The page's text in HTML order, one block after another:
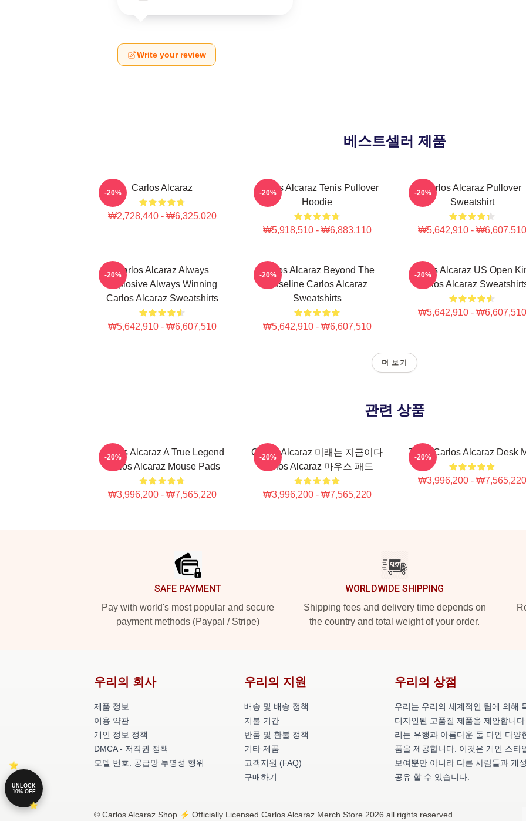
Write your review
베스트셀러 제품
Carlos Alcaraz
₩2,728,440 - ₩6,325,020
-20%
Carlos Alcaraz Tenis Pullover
Hoodie
₩5,918,510 - ₩6,883,110
-20%
Carlos Alcaraz Pullover
Sweatshirt
₩5,642,910 - ₩6,607,510
-20%
Carlos Alcaraz Always
Explosive Always Winning
Carlos Alcaraz Sweatshirts
₩5,642,910 - ₩6,607,510
-20%
Carlos Alcaraz Beyond The
Baseline Carlos Alcaraz
Sweatshirts
₩5,642,910 - ₩6,607,510
-20%
Carlos Alcaraz US Open
Carlos Alcaraz
₩5,642,910 - ₩6,607,510
-20%
더 보기
관련 상품
Carlos Alcaraz A True Legend
Carlos Alcaraz Mouse Pads
₩3,996,200 - ₩7,565,220
-20%
Carlos Alcaraz 미래는 지금이다
Carlos Alcaraz 마우스 패드
₩3,996,200 - ₩7,565,220
-20% Tenis Carlos Alcaraz Desk
₩3,996,200 - ₩7,565,220
-20%
SAFE PAYMENT
Pay with world's most popular and secure
payment methods (Paypal / Stripe)
WORLDWIDE SHIPPING
Shipping fees and delivery time depends on
the country and total weight of your order.
우리의 회사
제품 정보
이용 약관
개인 정보 정책
DMCA - 저작권 정책
모델 번호: 공급망 투명성 행위
우리의 지원
배송 및 배송 정책
지불 기간
반품 및 환불 정책
기타 제품
고객지원 (FAQ)
구매하기
우리의 상점
우리는 우리의 세계적인 팀에 의해
디자인된 고품질 제품을 제안합니
리는 유행과 아름다운 둘 다인 다양
품을 제공합니다. 이것은 개인 스타
보여뿐만 아니라 다른 사람들과 개
공유 할 수 있습니다.
© Carlos Alcaraz Shop ⚡️ Officially Licensed Carlos Alcaraz Merch Store 2026 all rights reserved
UNLOCK
10% OFF